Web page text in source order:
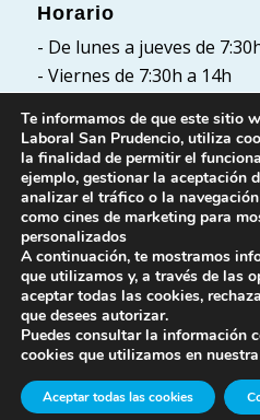
Horario
- De lunes a jueves de
- Viernes de 7:30h a 14h
Políticas
Política de Privacidad
Política de cookies
Aviso Legal
© Fundación Laboral San
Te informamos de que este sitio
Laboral San Prudencio, utiliza
la finalidad de permitir el
ejemplo, gestionar la aceptación
analizar el tráfico o la
como cines de marketing para
personalizados
A continuación, te mostramos
que utilizamos y, a través de las
aceptar todas las cookies,
que desees autorizar.
Puedes consultar la información
cookies que utilizamos en nuestra
Aceptar todas las cookies